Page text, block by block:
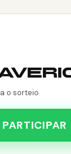
o sorteio
PARTICIPAR